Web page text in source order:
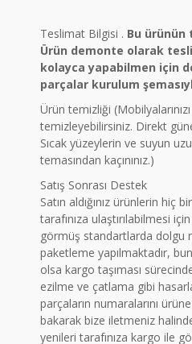
Teslimat Bilgisi . Bu ürünün
Ürün demonte olarak
kolayca yapabilmen için
parçalar kurulum
Ürün temizliği
temizleyebilirsiniz. Direkt
Sıcak yüzeylerin ve suyun
temasından kaçınınız.)
Satış Sonrası Destek
Satın aldığınız ürünlerin hiç
tarafınıza ulaştırılabilmesi
görmüş standartlarda dolgu
paketleme yapılmaktadır,
olsa kargo taşıması
ezilme ve çatlama gibi
parçaların numaralarını
bakarak bize iletmeniz
yenileri tarafınıza kargo ile